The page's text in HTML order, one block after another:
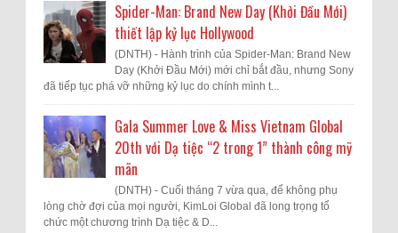
Spider-Man: Brand New Day (Khởi Đầu Mới)
thiết lập kỷ lục Hollywood
(DNTH) - Hành trình của Spider-Man: Brand New
Day (Khởi Đầu Mới) mới chỉ bắt đầu, nhưng Sony
đã tiếp tục phá vỡ những kỷ lục do chính mình t...
Gala Summer Love & Miss Vietnam Global
20th với Dạ tiệc “2 trong 1” thành công mỹ
mãn
(DNTH) - Cuối tháng 7 vừa qua, để không phụ
lòng chờ đợi của mọi người, KimLoi Global đã long trọng tổ
chức một chương trình Dạ tiệc & D...